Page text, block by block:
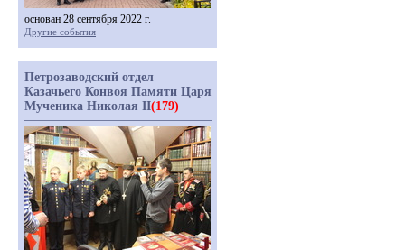
основан 28 сентября 2022 г.
Другие события
Петрозаводский отдел
Казачьего Конвоя Памяти Царя
Мученика Николая II(179)